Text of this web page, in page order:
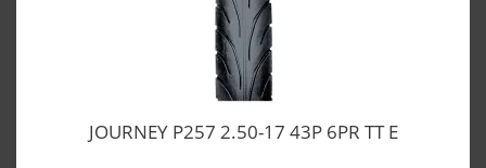
JOURNEY P257 2.50-17 43P 6PR TT E